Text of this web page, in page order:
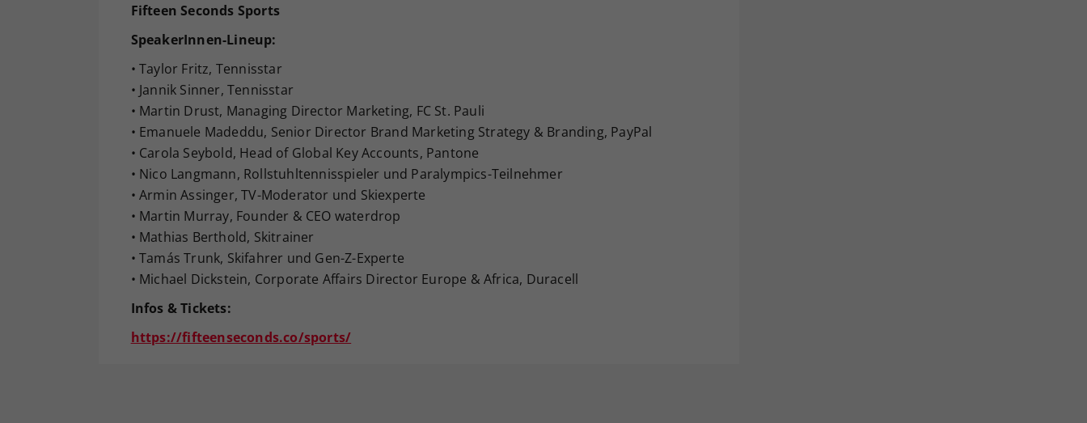
Fifteen Seconds Sports
SpeakerInnen-Lineup:
• Taylor Fritz, Tennisstar
• Jannik Sinner, Tennisstar
• Martin Drust, Managing Director Marketing, FC St. Pauli
• Emanuele Madeddu, Senior Director Brand Marketing Strategy & Branding, PayPal
• Carola Seybold, Head of Global Key Accounts, Pantone
• Nico Langmann, Rollstuhltennisspieler und Paralympics-Teilnehmer
• Armin Assinger, TV-Moderator und Skiexperte
• Martin Murray, Founder & CEO waterdrop
• Mathias Berthold, Skitrainer
• Tamás Trunk, Skifahrer und Gen-Z-Experte
• Michael Dickstein, Corporate Affairs Director Europe & Africa, Duracell
Infos & Tickets:
https://fifteenseconds.co/sports/